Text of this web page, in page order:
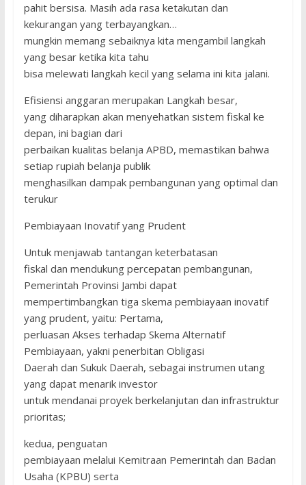
pahit bersisa. Masih ada rasa ketakutan dan
kekurangan yang terbayangkan…
mungkin memang sebaiknya kita mengambil langkah
yang besar ketika kita tahu
bisa melewati langkah kecil yang selama ini kita jalani.
Efisiensi anggaran merupakan Langkah besar,
yang diharapkan akan menyehatkan sistem fiskal ke
depan, ini bagian dari
perbaikan kualitas belanja APBD, memastikan bahwa
setiap rupiah belanja publik
menghasilkan dampak pembangunan yang optimal dan
terukur
Pembiayaan Inovatif yang Prudent
Untuk menjawab tantangan keterbatasan
fiskal dan mendukung percepatan pembangunan,
Pemerintah Provinsi Jambi dapat
mempertimbangkan tiga skema pembiayaan inovatif
yang prudent, yaitu: Pertama,
perluasan Akses terhadap Skema Alternatif
Pembiayaan, yakni penerbitan Obligasi
Daerah dan Sukuk Daerah, sebagai instrumen utang
yang dapat menarik investor
untuk mendanai proyek berkelanjutan dan infrastruktur
prioritas;
kedua, penguatan
pembiayaan melalui Kemitraan Pemerintah dan Badan
Usaha (KPBU) serta